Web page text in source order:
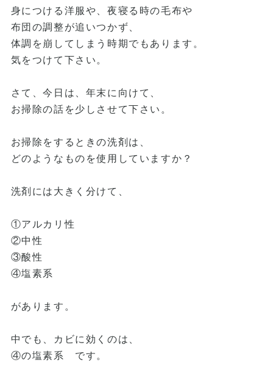
身につける洋服や、夜寝る時の毛布や
布団の調整が追いつかず、
体調を崩してしまう時期でもあります。
気をつけて下さい。
さて、今日は、年末に向けて、
お掃除の話を少しさせて下さい。
お掃除をするときの洗剤は、
どのようなものを使用していますか？
洗剤には大きく分けて、
①アルカリ性
②中性
③酸性
④塩素系
があります。
中でも、カビに効くのは、
④の塩素系 です。